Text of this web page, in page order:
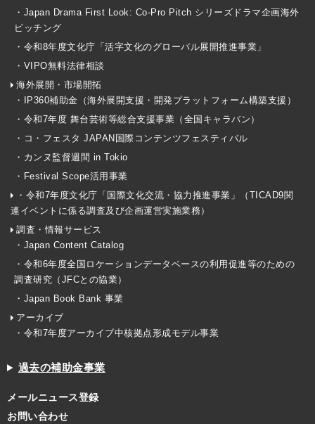
・Japan Drama First Look: Co-Pro Pitch シリーズドラマ企画海外
ピッチング
・令和8年度文化庁「活字文化のグローバル展開推進事業」
・VIPO無料法律相談
海外展開・市場開拓
・IP360補助金（海外展開支援・開発プラットフォーム構築支援）
・令和7年度 舞台芸術等総合支援事業（全国キャラバン）
・コ・フェスタ JAPAN国際コンテンツフェスティバル
・カンヌ監督週間 in Tokio
・Festival Scope活用事業
・令和7年度文化庁「国際文化交流・協力推進事業」（TICAD9関
連イベントに係る調査及び企画運営実施業務）
調査・情報サービス
・Japan Content Catalog
・令和6年度全国ロケーションデータベースの利用促進等のための
調査研究（JFCとの協業）
・Japan Book Bank 事業
アーカイブ
・令和7年度アーカイブ中核拠点形成モデル事業
過去の補助金事業
メールニュース登録
お問い合わせ